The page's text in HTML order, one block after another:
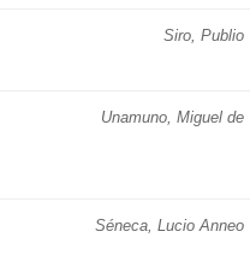
Siro, Publio
Unamuno, Miguel de
Séneca, Lucio Anneo